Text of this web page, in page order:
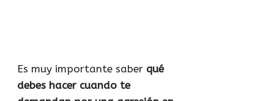
Es muy importante saber qué
debes hacer cuando te